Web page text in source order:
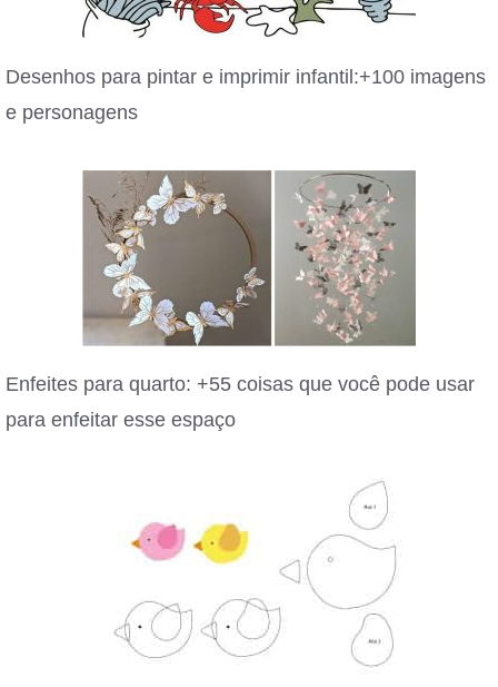
Desenhos para pintar e imprimir infantil:+100 imagens
e personagens
Enfeites para quarto: +55 coisas que você pode usar
para enfeitar esse espaço